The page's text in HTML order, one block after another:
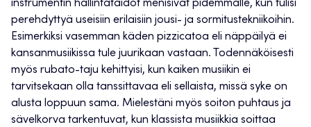
instrumentin hallintataidot menisivät pidemmälle, kun tulisi
perehdyttyä useisiin erilaisiin jousi- ja sormitustekniikoihin.
Esimerkiksi vasemman käden pizzicatoa eli näppäilyä ei
kansanmusiikissa tule juurikaan vastaan. Todennäköisesti
myös rubato-taju kehittyisi, kun kaiken musiikin ei
tarvitsekaan olla tanssittavaa eli sellaista, missä syke on
alusta loppuun sama. Mielestäni myös soiton puhtaus ja
sävelkorva tarkentuvat, kun klassista musiikkia soittaa